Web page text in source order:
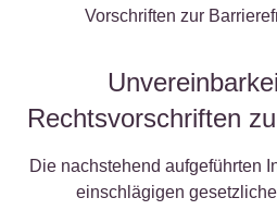
Vorschriften zur
Rechtsvorschriften
Die nachstehend aufgeführten
einschlägigen